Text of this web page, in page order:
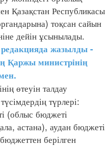
Қазақстан Республикасы
тоқсан сайын
дейін ұсынылады.
жазылды -
Қаржы министрінің
өтеуін талдау
түрлері:
(облыс бюджеті
астана), аудан бюджеті
берілген